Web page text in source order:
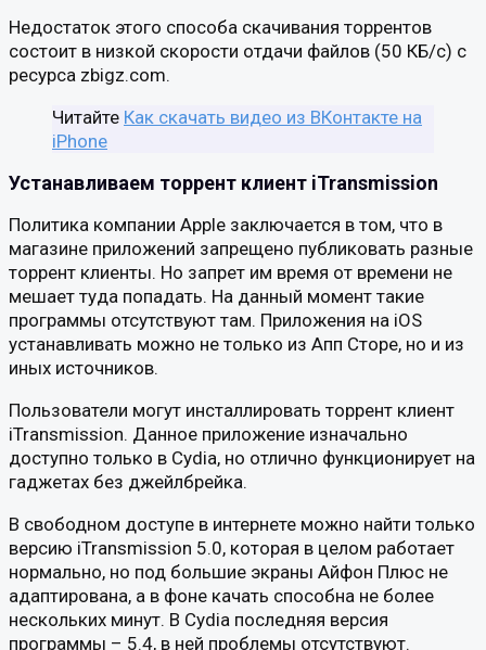
Недостаток этого способа скачивания торрентов
состоит в низкой скорости отдачи файлов (50 КБ/с) с
ресурса zbigz.com.
Читайте Как скачать видео из ВКонтакте на
iPhone
Устанавливаем торрент клиент iTransmission
Политика компании Apple заключается в том, что в
магазине приложений запрещено публиковать разные
торрент клиенты. Но запрет им время от времени не
мешает туда попадать. На данный момент такие
программы отсутствуют там. Приложения на iOS
устанавливать можно не только из Апп Сторе, но и из
иных источников.
Пользователи могут инсталлировать торрент клиент
iTransmission. Данное приложение изначально
доступно только в Cydia, но отлично функционирует на
гаджетах без джейлбрейка.
В свободном доступе в интернете можно найти только
версию iTransmission 5.0, которая в целом работает
нормально, но под большие экраны Айфон Плюс не
адаптирована, а в фоне качать способна не более
нескольких минут. В Cydia последняя версия
программы – 5.4, в ней проблемы отсутствуют.